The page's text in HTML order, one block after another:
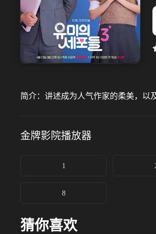
简介： 讲述成为人气作家的柔美，以
金牌影院播放器
1
8
猜你喜欢